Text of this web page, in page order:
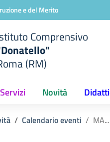
e del Merito
Comprensivo
(RM)
Servizi Novità
Calendario eventi